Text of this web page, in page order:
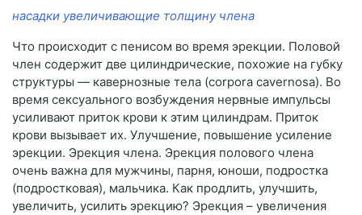
насадки увеличивающие толщину члена
Что происходит с пенисом во время эрекции. Половой
член содержит две цилиндрические, похожие на губку
структуры — кавернозные тела (corpora cavernosa). Во
время сексуального возбуждения нервные импульсы
усиливают приток крови к этим цилиндрам. Приток
крови вызывает их. Улучшение, повышение усиление
эрекции. Эрекция члена. Эрекция полового члена
очень важна для мужчины, парня, юноши, подростка
(подростковая), мальчика. Как продлить, улучшить,
увеличить, усилить эрекцию? Эрекция – увеличения